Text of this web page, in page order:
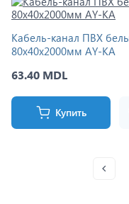
Кабель-канал ПВХ
80x40x2000мм AY-KA
63.40 MDL
Купить